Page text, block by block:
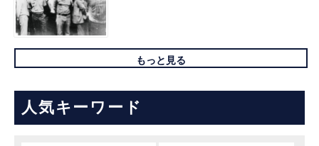
もっと見る
人気キーワード